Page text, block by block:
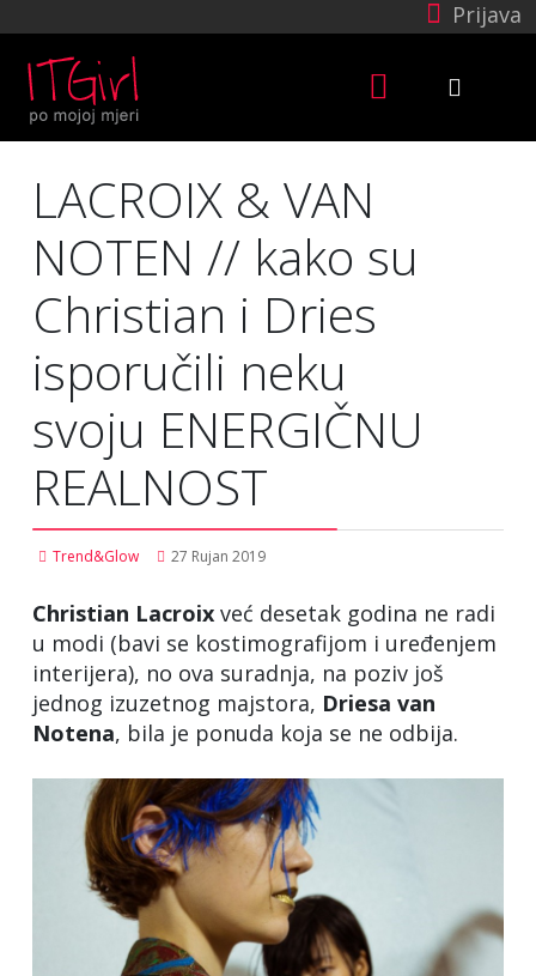
Prijava
LACROIX & VAN
NOTEN // kako su
Christian i Dries
isporučili neku
svoju ENERGIČNU
REALNOST
Trend&Glow 27 Rujan 2019
Christian Lacroix već desetak godina ne radi
u modi (bavi se kostimografijom i uređenjem
interijera), no ova suradnja, na poziv još
jednog izuzetnog majstora, Driesa van
Notena, bila je ponuda koja se ne odbija.